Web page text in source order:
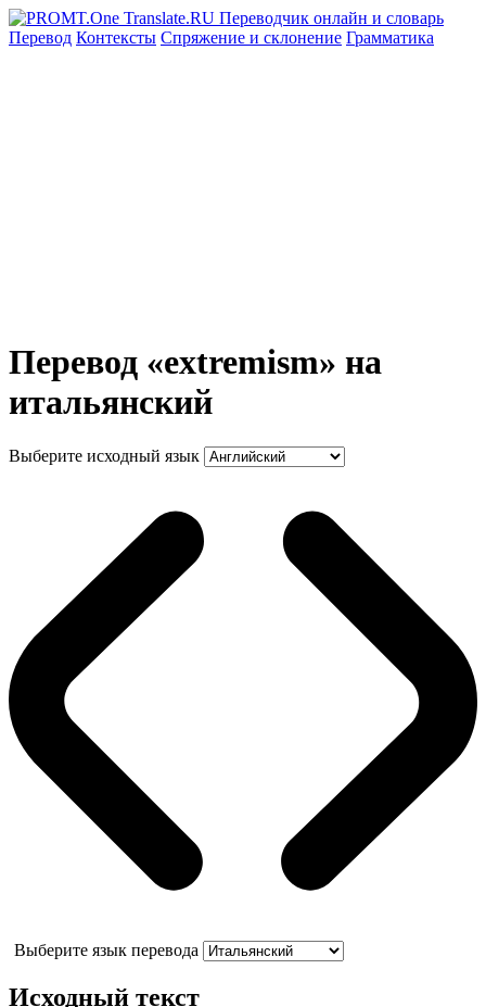
Перевод Контексты Спряжение и склонение Грамматика
Перевод «extremism» на
итальянский
Выберите исходный язык
Выберите язык перевода
Исходный текст